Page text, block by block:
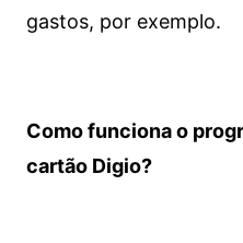
gastos, por exemplo.
Como funciona o
cartão Digio?